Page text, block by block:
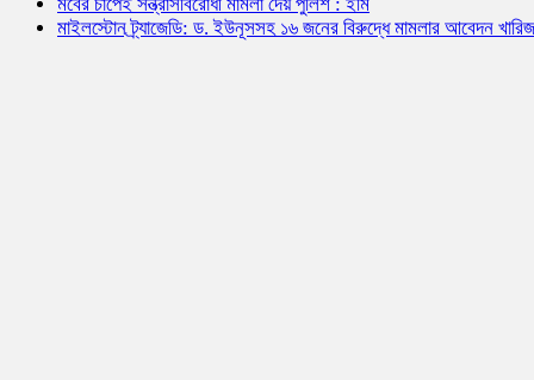
মবের চাপেই সন্ত্রাসবিরোধী মামলা দেয় পুলিশ : ইমি
মাইলস্টোন ট্র্যাজেডি: ড. ইউনূসসহ ১৬ জনের বিরুদ্ধে মামলার আবেদন খারিজ